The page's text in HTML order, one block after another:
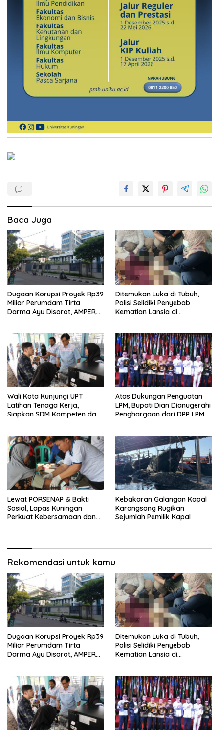
Baca Juga
Dugaan Korupsi Proyek Rp39
Miliar Perumdam Tirta
Darma Ayu Disorot, AMPERA
Ditemukan Luka di Tubuh,
Polisi Selidiki Penyebab
Kematian Lansia di
Wali Kota Kunjungi UPT
Latihan Tenaga Kerja,
Siapkan SDM Kompeten dan
Atas Dukungan Penguatan
LPM, Bupati Dian Dianugerahi
Penghargaan dari DPP LPM
Lewat PORSENAP & Bakti
Sosial, Lapas Kuningan
Perkuat Kebersamaan dan
Kebakaran Galangan Kapal
Karangsong Rugikan
Sejumlah Pemilik Kapal
Rekomendasi untuk kamu
Dugaan Korupsi Proyek Rp39
Miliar Perumdam Tirta
Darma Ayu Disorot, AMPERA
Ditemukan Luka di Tubuh,
Polisi Selidiki Penyebab
Kematian Lansia di